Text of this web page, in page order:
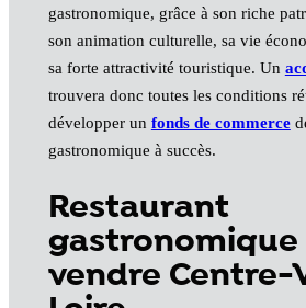
gastronomique, grâce à son riche
son animation culturelle, sa vie
sa forte attractivité touristique. Un
trouvera donc toutes les conditions
développer un fonds de commerce
gastronomique à succès.
Restaurant
gastronomique
vendre Centre-